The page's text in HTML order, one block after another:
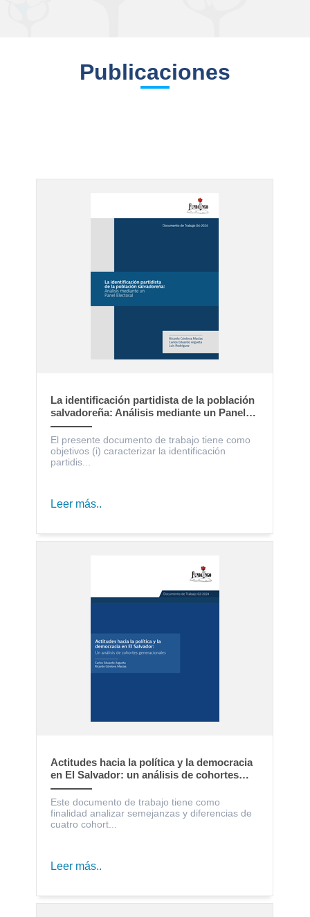
Publicaciones
La identificación partidista de la población
salvadoreña: Análisis mediante un Panel
Electoral
El presente documento de trabajo tiene como
objetivos (i) caracterizar la identificación
partidis...
Leer más..
Actitudes hacia la política y la democracia
en El Salvador: un análisis de cohortes
generacionales
Este documento de trabajo tiene como
finalidad analizar semejanzas y diferencias de
cuatro cohort...
Leer más..